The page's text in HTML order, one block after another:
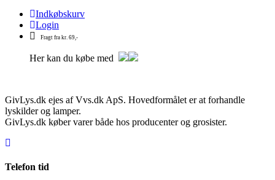
Indkøbskurv
Login
Fragt fra kr. 69,-
Her kan du købe med
GivLys.dk ejes af Vvs.dk ApS. Hovedformålet er at forhandle
lyskilder og lamper.
GivLys.dk køber varer både hos producenter og grosister.
Telefon tid